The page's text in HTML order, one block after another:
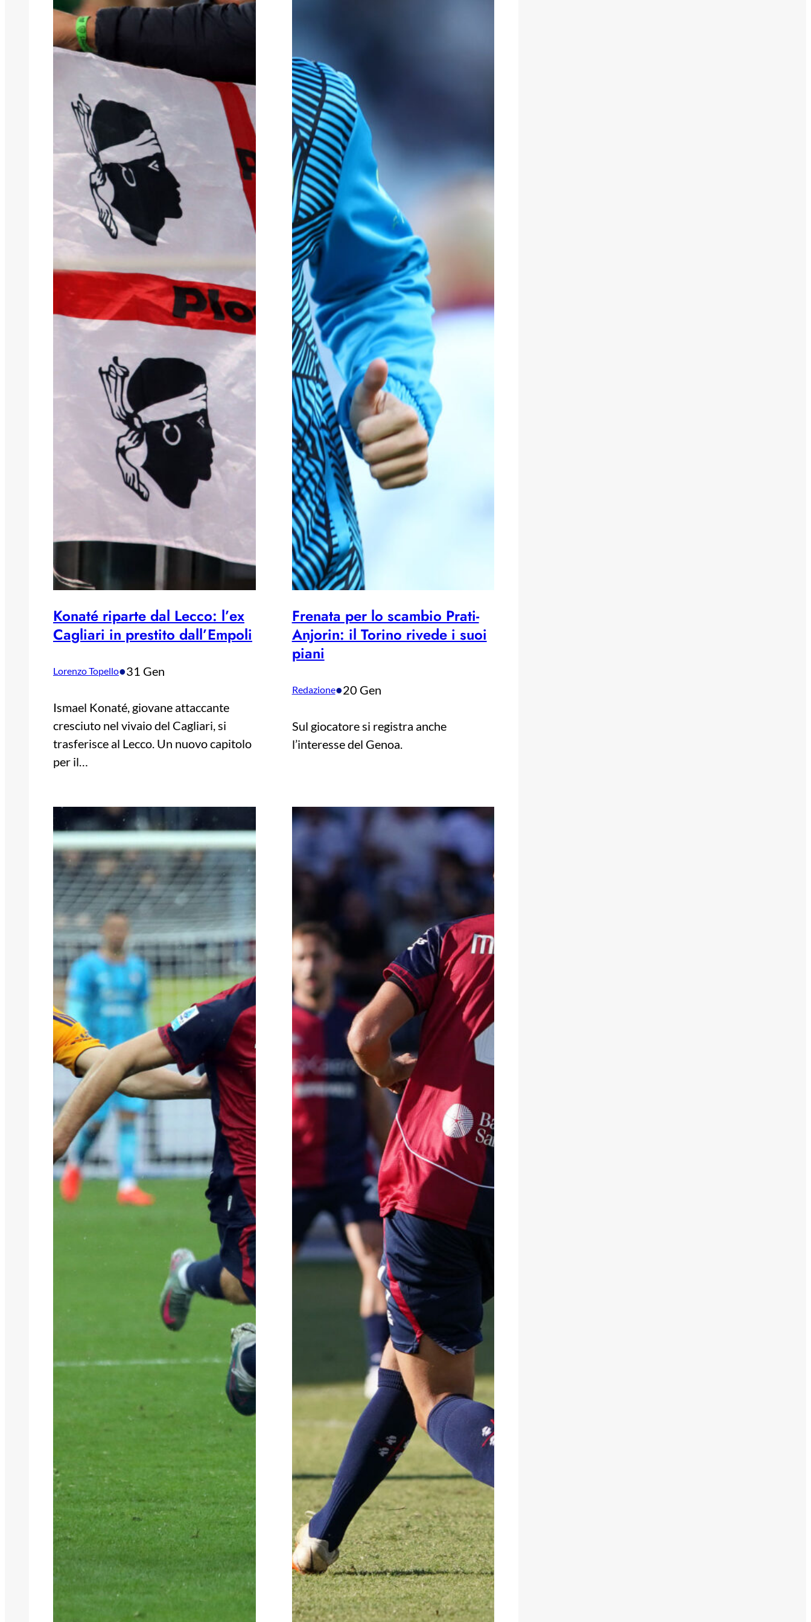
Konaté riparte dal Lecco: l’ex
Cagliari in prestito dall’Empoli
Lorenzo Topello•31 Gen
Ismael Konaté, giovane attaccante
cresciuto nel vivaio del Cagliari, si
trasferisce al Lecco. Un nuovo capitolo
per il…
Frenata per lo scambio Prati-
Anjorin: il Torino rivede i suoi
piani
Redazione•20 Gen
Sul giocatore si registra anche
l’interesse del Genoa.